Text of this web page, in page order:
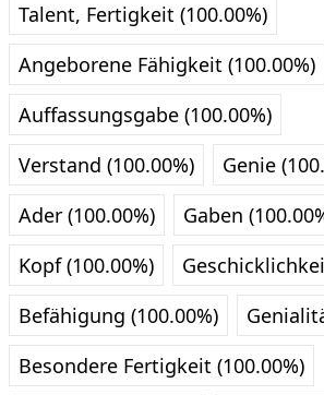
Talent, Fertigkeit (100.00%)
Angeborene Fähigkeit (100.00%)
Auffassungsgabe (100.00%)
Verstand (100.00%)
Genie
Ader (100.00%)
Gaben
Kopf (100.00%)
Befähigung (100.00%)
Besondere Fertigkeit (100.00%)